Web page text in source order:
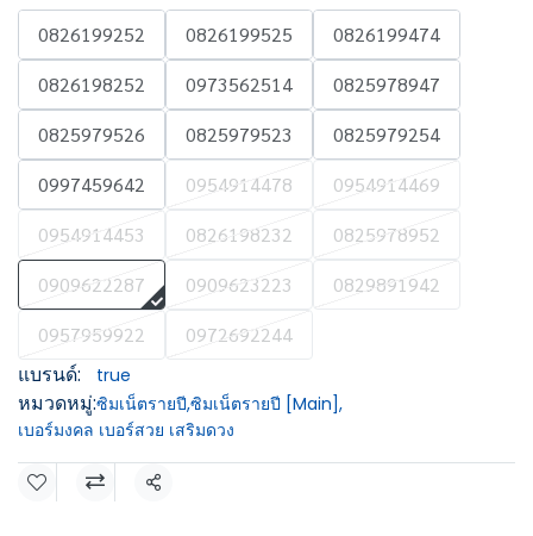
0826199252 0826199525
0826199474
0826198252
0973562514
0825978947
0825979526
0825979523
0825979254
0997459642
0954914478
0954914469
0954914453
0826198232
0825978952
0909622287
0909623223
0829891942
0957959922
0972692244
แบรนด์: true
หมวดหมู่:ซิมเน็ตรายปี,ซิมเน็ตรายปี [Main],
เบอร์มงคล เบอร์สวย เสริมดวง
แชร์